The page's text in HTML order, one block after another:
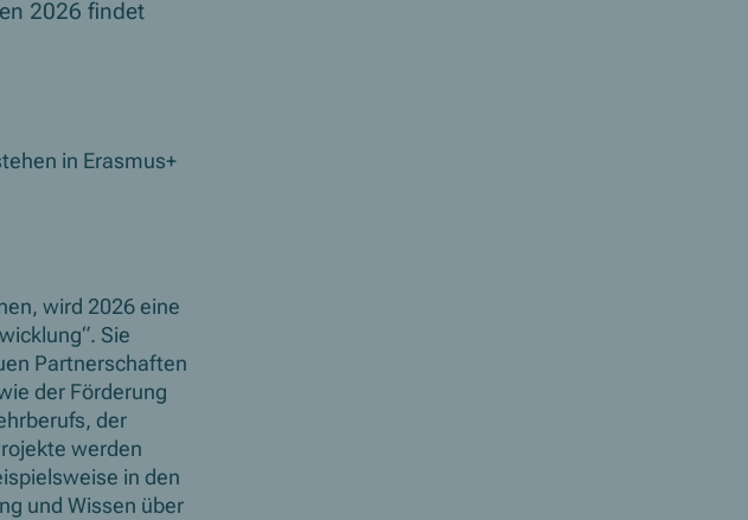
2026 findet
in Erasmus+
wird 2026 eine
Sie
Partnerschaften
der Förderung
der
werden
in den
und Wissen über